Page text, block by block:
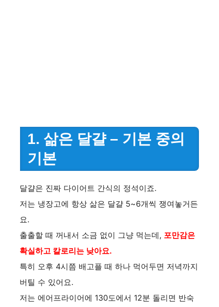
1. 삶은 달걀 – 기본 중의
기본
달걀은 진짜 다이어트 간식의 정석이죠.
저는 냉장고에 항상 삶은 달걀 5~6개씩 쟁여놓거든
요.
출출할 때 꺼내서 소금 없이 그냥 먹는데, 포만감은
확실하고 칼로리는 낮아요.
특히 오후 4시쯤 배고플 때 하나 먹어두면 저녁까지
버틸 수 있어요.
저는 에어프라이어에 130도에서 12분 돌리면 반숙